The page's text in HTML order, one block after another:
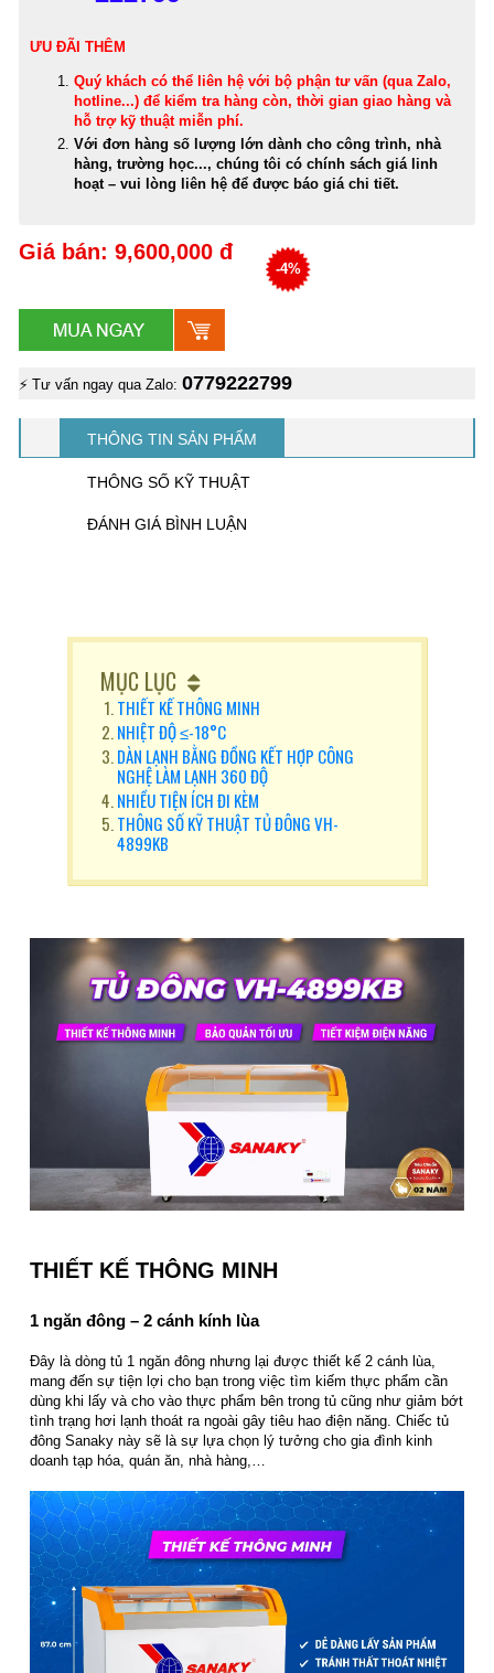
ƯU ĐÃI THÊM
Quý khách có thể liên hệ với bộ phận tư vấn (qua Zalo,
hotline...) để kiểm tra hàng còn, thời gian giao hàng và
hỗ trợ kỹ thuật miễn phí.
Với đơn hàng số lượng lớn dành cho công trình, nhà
hàng, trường học..., chúng tôi có chính sách giá linh
hoạt – vui lòng liên hệ để được báo giá chi tiết.
Giá bán: 9,600,000 đ
-4%
⚡ Tư vấn ngay qua Zalo: 0779222799
THÔNG TIN SẢN PHẨM
THÔNG SỐ KỸ THUẬT
ĐÁNH GIÁ BÌNH LUẬN
MỤC LỤC
THIẾT KẾ THÔNG MINH
NHIỆT ĐỘ ≤-18°C
DÀN LẠNH BẰNG ĐỒNG KẾT HỢP CÔNG
NGHỆ LÀM LẠNH 360 ĐỘ
NHIỀU TIỆN ÍCH ĐI KÈM
THÔNG SỐ KỸ THUẬT TỦ ĐÔNG VH-
4899KB
THIẾT KẾ THÔNG MINH
1 ngăn đông – 2 cánh kính lùa
Đây là dòng tủ 1 ngăn đông nhưng lại được thiết kế 2 cánh lùa,
mang đến sự tiện lợi cho bạn trong việc tìm kiếm thực phẩm cần
dùng khi lấy và cho vào thực phẩm bên trong tủ cũng như giảm bớt
tình trạng hơi lạnh thoát ra ngoài gây tiêu hao điện năng. Chiếc tủ
đông Sanaky này sẽ là sự lựa chọn lý tưởng cho gia đình kinh
doanh tạp hóa, quán ăn, nhà hàng,…